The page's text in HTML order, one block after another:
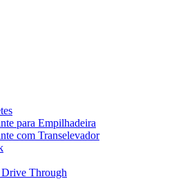
para Empilhadeira
com Transelevador
Through